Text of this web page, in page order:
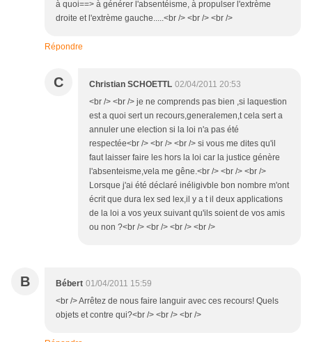
à quoi==> à générer l'absentéisme, à propulser l'extrème
droite et l'extrème gauche.....<br /> <br /> <br />
Répondre
C Christian SCHOETTL 02/04/2011 20:53
<br /> <br /> je ne comprends pas bien ,si laquestion
est a quoi sert un recours,generalemen,t cela sert a
annuler une election si la loi n'a pas été
respectée<br /> <br /> <br /> si vous me dites qu'il
faut laisser faire les hors la loi car la justice génère
l'absenteisme,vela me gêne.<br /> <br /> <br />
Lorsque j'ai été déclaré inéligivble bon nombre m'ont
écrit que dura lex sed lex,il y a t il deux applications
de la loi a vos yeux suivant qu'ils soient de vos amis
ou non ?<br /> <br /> <br /> <br />
B Bébert 01/04/2011 15:59
<br /> Arrêtez de nous faire languir avec ces recours! Quels
objets et contre qui?<br /> <br /> <br />